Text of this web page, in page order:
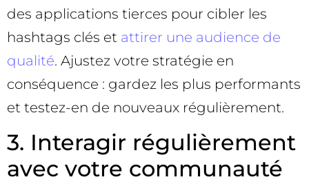
des applications tierces pour cibler les
hashtags clés et attirer une audience de
qualité. Ajustez votre stratégie en
conséquence : gardez les plus performants
et testez-en de nouveaux régulièrement.
3. Interagir régulièrement
avec votre communauté